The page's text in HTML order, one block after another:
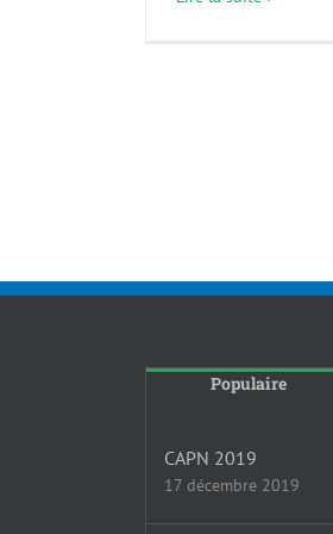
Populaire
CAPN 2019
17 décembre 2019